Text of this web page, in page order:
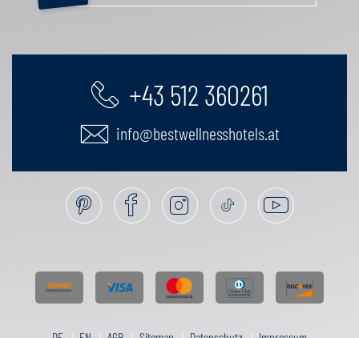
+43 512 360261
info@bestwellnesshotels.at